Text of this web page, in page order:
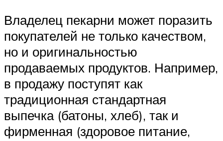
Владелец пекарни может поразить
покупателей не только качеством,
но и оригинальностью
продаваемых продуктов. Например,
в продажу поступят как
традиционная стандартная
выпечка (батоны, хлеб), так и
фирменная (здоровое питание,